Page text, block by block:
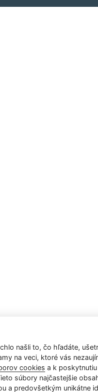
našli to, čo hľadáte,
na veci, ktoré vás
cookies a k
súbory najčastejšie
a predovšetkým unikátne